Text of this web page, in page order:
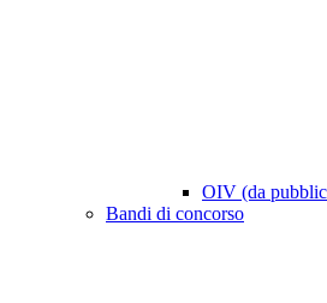
OIV (da
Bandi di concorso